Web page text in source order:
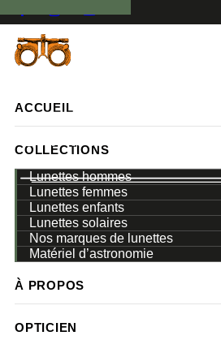
ACCUEIL
COLLECTIONS
Lunettes hommes
Lunettes femmes
Lunettes enfants
Lunettes solaires
Nos marques de lunettes
Matériel d’astronomie
À PROPOS
OPTICIEN
FEMME